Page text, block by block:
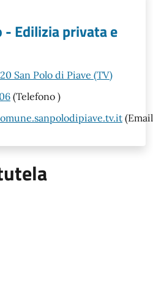
Edilizia privata e
San Polo di Piave (TV)
(Telefono )